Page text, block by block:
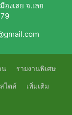
งเลย จ.เลย
น รายงานพิเศษ
ไตล์ เพิ่มเติม